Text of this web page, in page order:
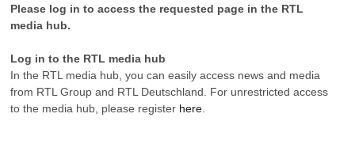
Please log in to access the requested page in the RTL
media hub.
Log in to the RTL media hub
In the RTL media hub, you can easily access news and media
from RTL Group and RTL Deutschland. For unrestricted access
to the media hub, please register here